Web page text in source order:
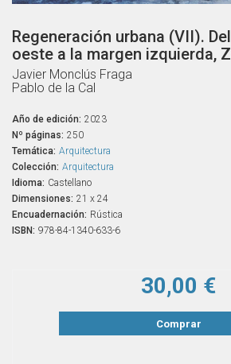
Regeneración urbana (VII).
oeste a la margen izquierda,
Javier Monclús Fraga
Pablo de la Cal
Año de edición: 2023
Nº páginas: 250
Temática: Arquitectura
Colección: Arquitectura
Idioma: Castellano
Dimensiones: 21 x 24
Encuadernación: Rústica
ISBN: 978-84-1340-633-6
30,00 €
Comprar